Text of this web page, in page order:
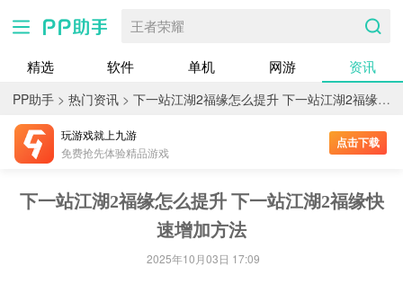
王者荣耀
精选 软件 单机 网游 资讯
PP助手 > 热门资讯 > 下一站江湖2福缘怎么提升 下一站江湖2福缘快速增加方法
玩游戏就上九游
免费抢先体验精品游戏
点击下载
下一站江湖2福缘怎么提升 下一站江湖2福缘快
速增加方法
2025年10月03日 17:09